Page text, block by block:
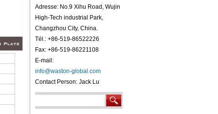
Adresse: No.9 Xihu Road, Wujin
High-Tech industrial Park,
Changzhou City, China.
Tél.: +86-519-86522226
Fax: +86-519-86221108
E-mail:
info@waston-global.com
Contact Person: Jack Lu